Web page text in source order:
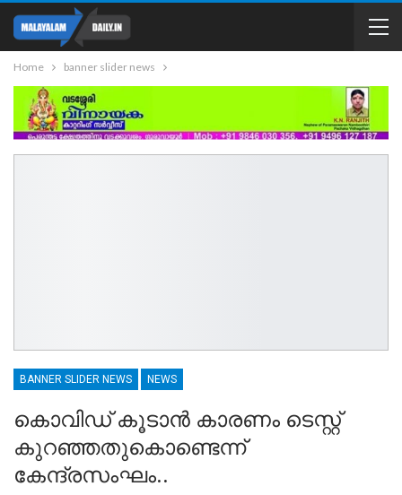
Home banner slider news
BANNER SLIDER NEWS NEWS
കൊവിഡ് കൂടാൻ കാരണം ടെസ്റ്റ്
കുറഞ്ഞതുകൊണ്ടെന്ന്
കേന്ദ്രസംഘം..